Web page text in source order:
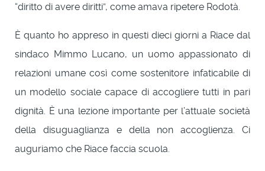
“diritto di avere diritti”, come amava ripetere Rodotà.
È quanto ho appreso in questi dieci giorni a Riace dal
sindaco Mimmo Lucano, un uomo appassionato di
relazioni umane così come sostenitore infaticabile di
un modello sociale capace di accogliere tutti in pari
dignità. È una lezione importante per l’attuale società
della disuguaglianza e della non accoglienza. Ci
auguriamo che Riace faccia scuola.